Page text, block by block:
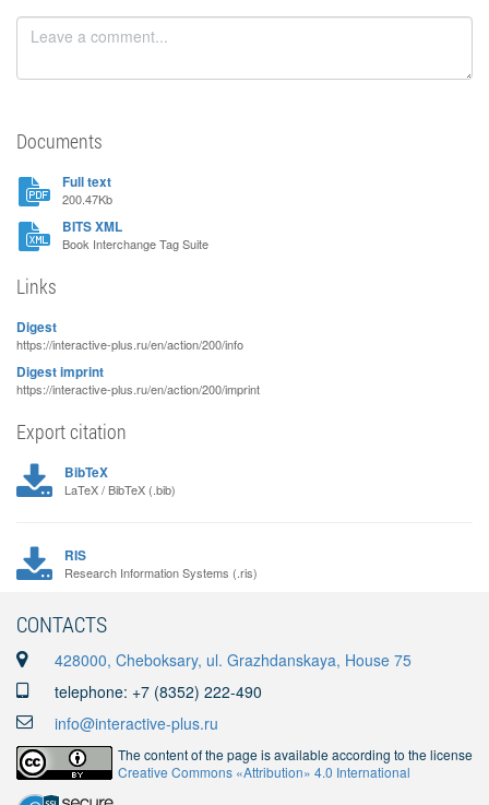
Documents
Full text
200.47Kb
BITS XML
Book Interchange Tag Suite
Links
Digest
https://interactive-plus.ru/en/action/200/info
Digest imprint
https://interactive-plus.ru/en/action/200/imprint
Export citation
BibTeX
LaTeX / BibTeX (.bib)
RIS
Research Information Systems (.ris)
CONTACTS
428000, Cheboksary, ul. Grazhdanskaya, House 75
telephone: +7 (8352) 222-490
info@interactive-plus.ru
The content of the page is available according to the license
Creative Commons «Attribution» 4.0 International